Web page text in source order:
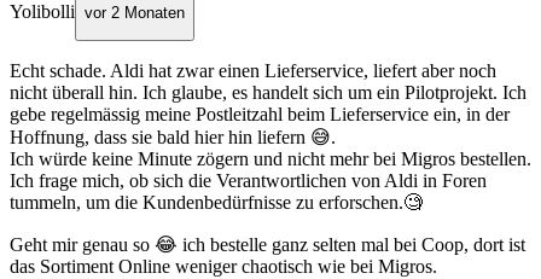
Yolibolli vor 2 Monaten
Echt schade. Aldi hat zwar einen Lieferservice, liefert aber noch
nicht überall hin. Ich glaube, es handelt sich um ein Pilotprojekt. Ich
gebe regelmässig meine Postleitzahl beim Lieferservice ein, in der
Hoffnung, dass sie bald hier hin liefern 😅.
Ich würde keine Minute zögern und nicht mehr bei Migros bestellen.
Ich frage mich, ob sich die Verantwortlichen von Aldi in Foren
tummeln, um die Kundenbedürfnisse zu erforschen.🧐
Geht mir genau so 😂 ich bestelle ganz selten mal bei Coop, dort ist
das Sortiment Online weniger chaotisch wie bei Migros.